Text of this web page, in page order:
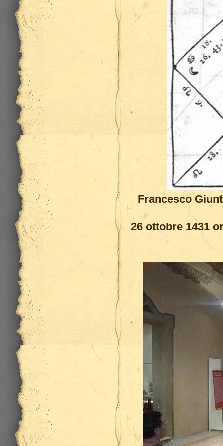
Francesco
26 ottobre 1431